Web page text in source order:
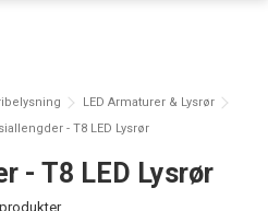
LED Armaturer & Lysrør
- T8 LED Lysrør
- T8 LED Lysrør